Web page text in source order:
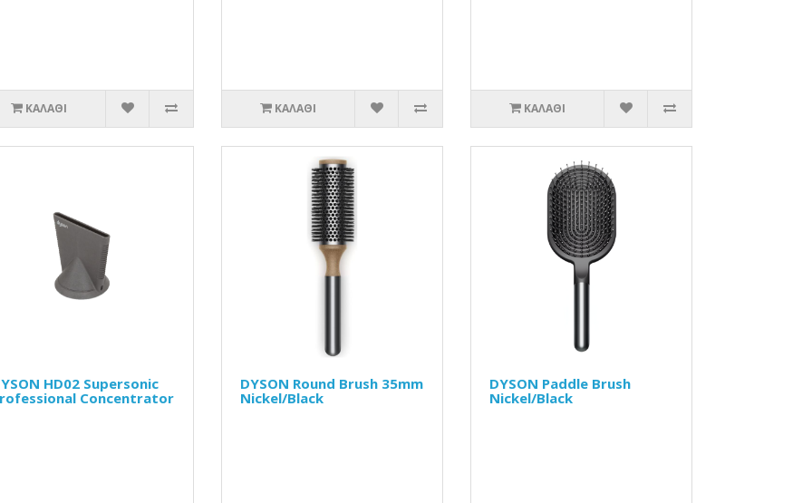
ΚΑΛΆΘΙ ΚΑΛΆΘΙ ΚΑΛΆΘΙ
HD02 Supersonic
Concentrator
DYSON Round Brush 35mm
Nickel/Black
DYSON Paddle Brush
Nickel/Black